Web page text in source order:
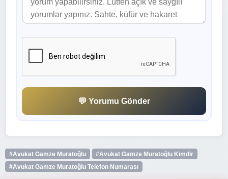
💬 Yorumu Gönder
#Avukat Gamze Muratoğlu
#Avukat Gamze Muratoğlu Kimdir
#Avukat Gamze Muratoğlu Telefon Numarası